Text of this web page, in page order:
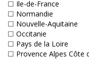
☐ Ile-de-France
☐ Normandie
☐ Nouvelle-Aquitaine
☐ Occitanie
☐ Pays de la Loire
☐ Provence Alpes Côte